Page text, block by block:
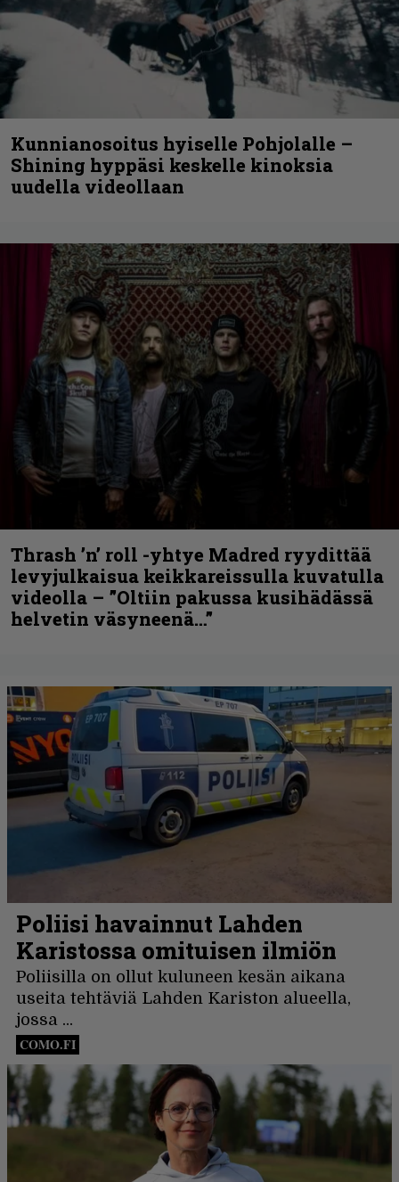
Kunnianosoitus hyiselle Pohjolalle –
Shining hyppäsi keskelle kinoksia
uudella videollaan
Thrash ’n’ roll -yhtye Madred ryydittää
levyjulkaisua keikkareissulla kuvatulla
videolla – ”Oltiin pakussa kusihädässä
helvetin väsyneenä…”